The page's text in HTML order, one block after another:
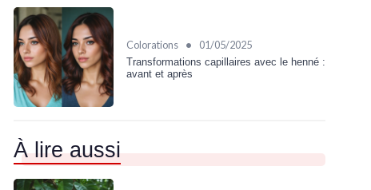
Colorations • 01/05/2025
Transformations capillaires avec le henné :
avant et après
À lire aussi